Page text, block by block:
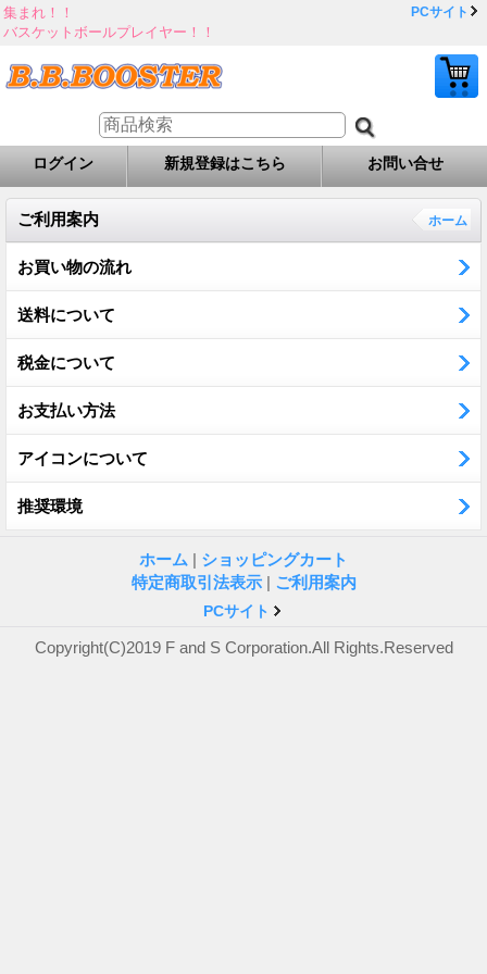
集まれ！！
バスケットボールプレイヤー！！
PCサイト
ログイン 新規登録はこちら お問い合せ
ご利用案内 ホーム
お買い物の流れ
送料について
税金について
お支払い方法
アイコンについて
推奨環境
ホーム | ショッピングカート
特定商取引法表示 | ご利用案内
PCサイト
Copyright(C)2019 F and S Corporation.All Rights.Reserved